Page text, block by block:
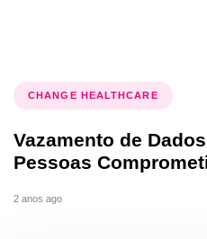
CHANGE HEALTHCARE
Vazamento de
Pessoas
2 anos ago